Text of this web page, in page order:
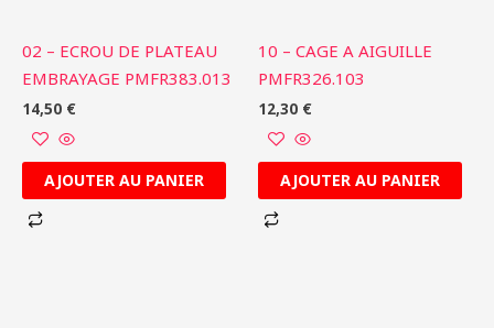
02 – ECROU DE PLATEAU
EMBRAYAGE PMFR383.013
14,50 €
AJOUTER AU PANIER
10 – CAGE A AIGUILLE
PMFR326.103
12,30 €
AJOUTER AU PANIER